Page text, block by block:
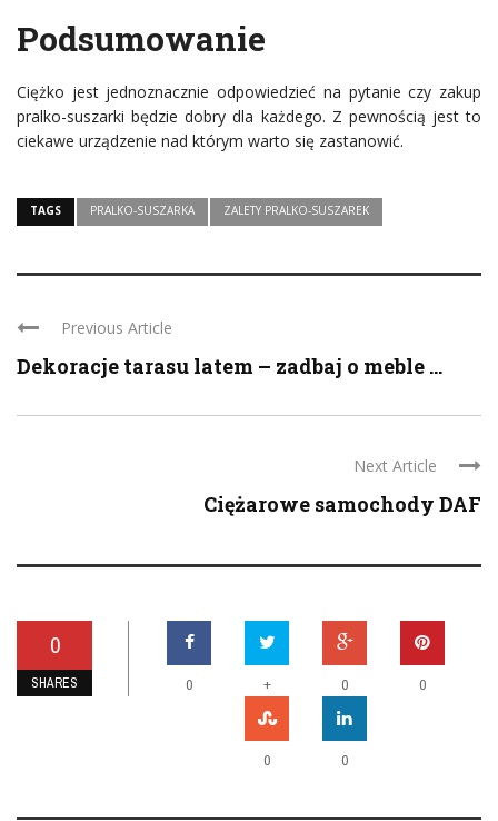
Podsumowanie
Ciężko jest jednoznacznie odpowiedzieć na pytanie czy zakup
pralko-suszarki będzie dobry dla każdego. Z pewnością jest to
ciekawe urządzenie nad którym warto się zastanowić.
TAGS PRALKO-SUSZARKA ZALETY PRALKO-SUSZAREK
Previous Article
Dekoracje tarasu latem – zadbaj o meble ...
Next Article
Ciężarowe samochody DAF
0
SHARES 0 + 0 0
0 0